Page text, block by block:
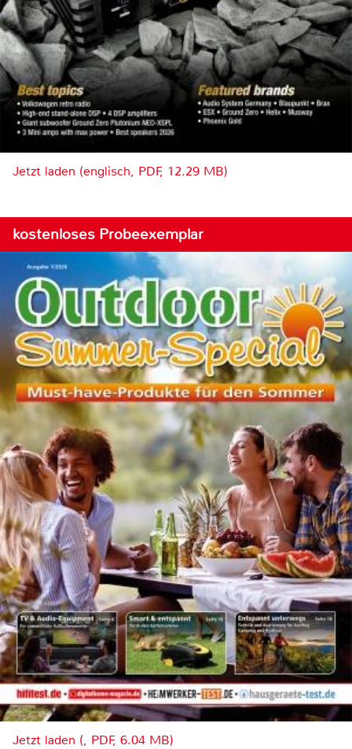
Jetzt laden (englisch, PDF, 12.29 MB)
kostenloses Probeexemplar
Jetzt laden (, PDF, 6.04 MB)